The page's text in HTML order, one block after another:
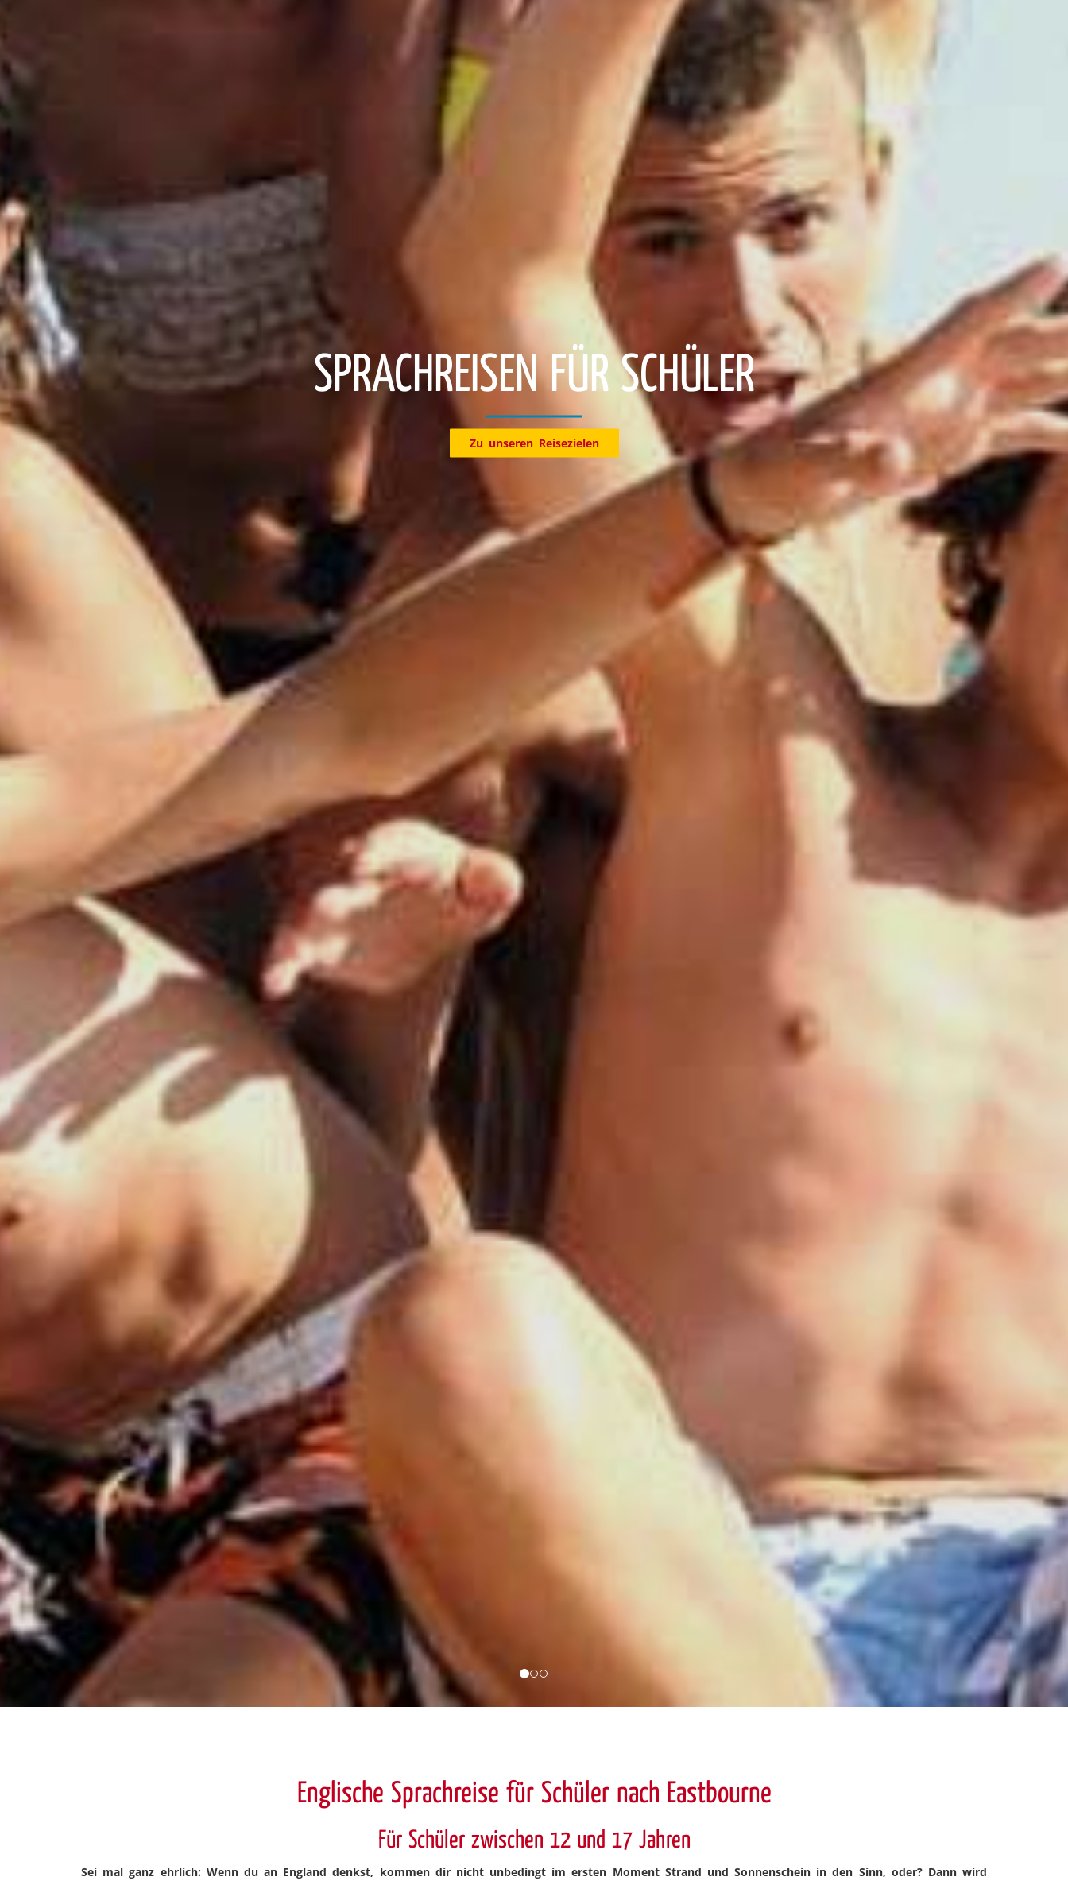
KLASSENFAHRTEN
Entdecke jetzt unsere Reiseziele
Englische Sprachreise für Schüler nach Eastbourne
Für Schüler zwischen 12 und 17 Jahren
Sei mal ganz ehrlich: Wenn du an England denkst, kommen dir nicht unbedingt im ersten Moment Strand und Sonnenschein in den Sinn, oder? Dann wird